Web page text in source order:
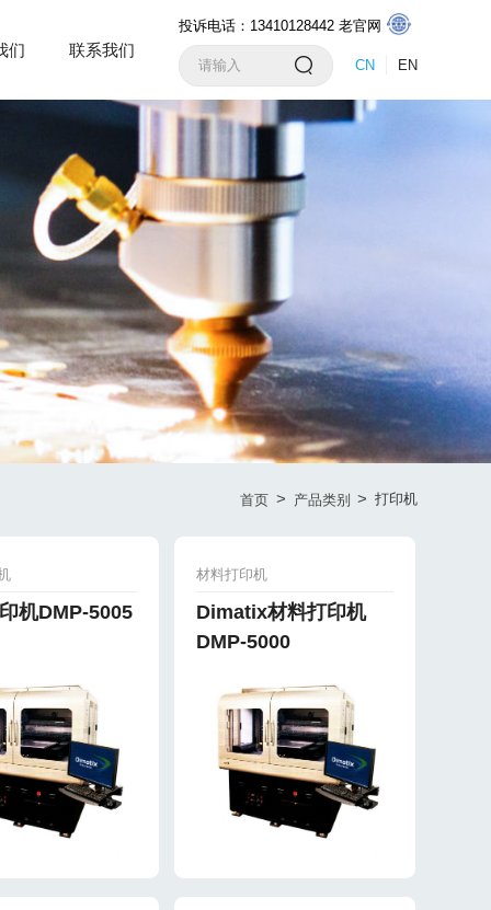
们 联系我们
投诉电话：13410128442 老官网
CN EN
首页 > 产品类别 > 打印机
机DMP-5005
材料打印机
Dimatix材料打印机
DMP-5000